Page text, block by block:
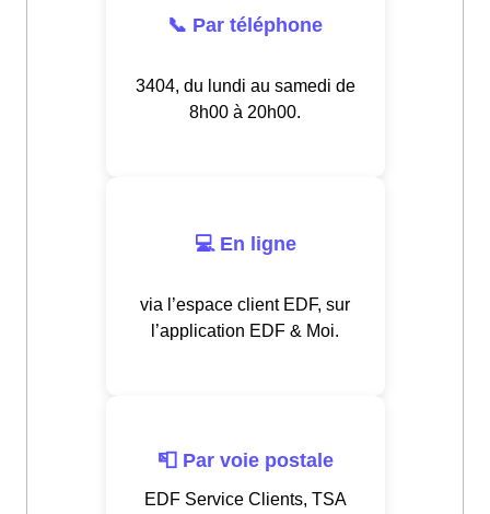
📞 Par téléphone
3404, du lundi au samedi de
8h00 à 20h00.
💻 En ligne
via l’espace client EDF, sur
l’application EDF & Moi.
📮 Par voie postale
EDF Service Clients, TSA